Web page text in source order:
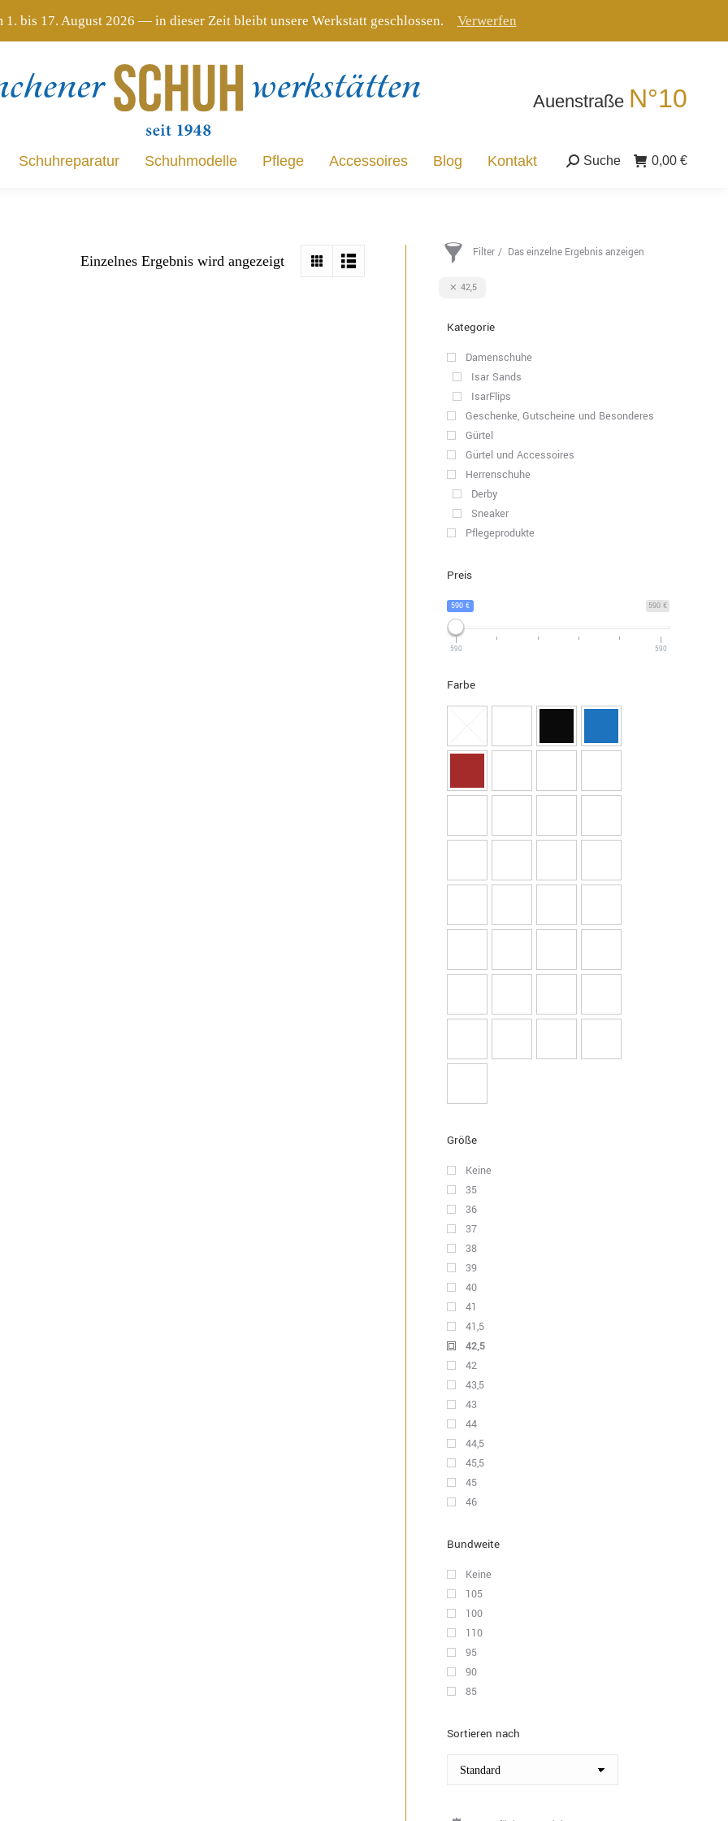
1. bis 17. August 2026 — in dieser Zeit bleibt unsere Werkstatt geschlossen. Verwerfen
Auenstraße N°10
Schuhreparatur Schuhmodelle Pflege Accessoires Blog Kontakt Suche:
Suche 0,00 €
Einzelnes Ergebnis wird angezeigt Filter Das einzelne Ergebnis anzeigen
42,5
Kategorie
Damenschuhe
Isar Sands
IsarFlips
Geschenke, Gutscheine und Besonderes
Gürtel
Gürtel und Accessoires
Herrenschuhe
Derby
Sneaker
Pflegeprodukte
Preis
590 €
590 €
590 590
Farbe
Größe
Keine
35
36
37
38
39
40
41
41,5
42,5
42
43,5
43
44
44,5
45,5
45
46
Bundweite
Keine
105
100
110
95
90
85
Sortieren nach
Schuhreparatur Schuhmodelle Pflege Accessoires Blog Kontakt